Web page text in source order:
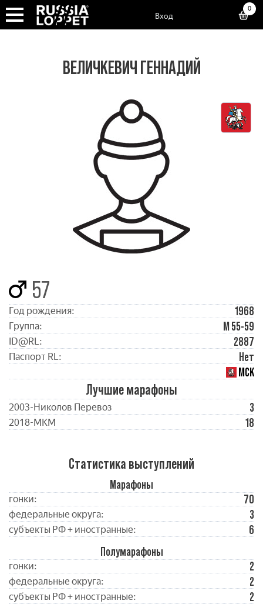
Вход
0
ВЕЛИЧКЕВИЧ ГЕННАДИЙ
57
Год рождения: 1968
Группа: М 55-59
ID@RL: 2887
Паспорт RL:
Нет
МСК
Лучшие марафоны
2003-Николов Перевоз 3
2018-МКМ 18
Статистика выступлений
Марафоны
гонки: 70
федеральные округа: 3
субъекты РФ + иностранные:
6
Полумарафоны
гонки: 2
федеральные округа: 2
субъекты РФ + иностранные:
2